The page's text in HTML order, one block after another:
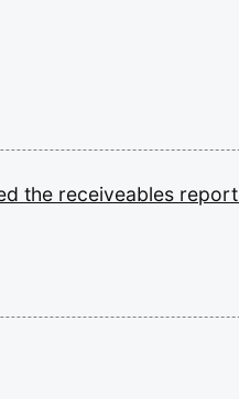
the receiveables report